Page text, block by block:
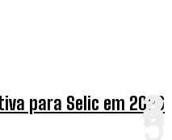
para Selic em 2026